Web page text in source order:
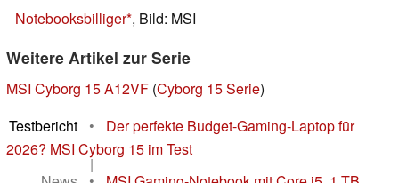
Notebooksbilliger , Bild: MSI
Weitere Artikel zur Serie
MSI Cyborg 15 A12VF (Cyborg 15 Serie)
Testbericht
•
Der perfekte Budget-Gaming-Laptop für
2026? MSI Cyborg 15 im Test
|